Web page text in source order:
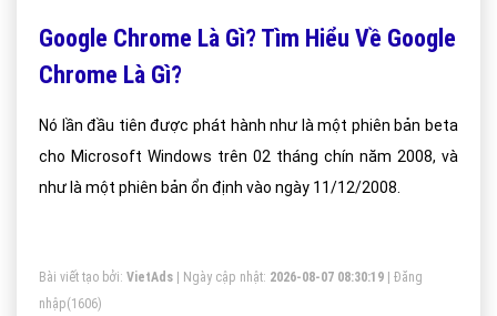
Google Chrome Là Gì? Tìm Hiểu Về Google
Chrome Là Gì?
Nó lần đầu tiên được phát hành như là một phiên bản beta
cho Microsoft Windows trên 02 tháng chín năm 2008, và
như là một phiên bản ổn định vào ngày 11/12/2008.
Bài viết tạo bởi: VietAds | Ngày cập nhật: 2026-08-07 08:30:19
Đăng
nhập(1606)